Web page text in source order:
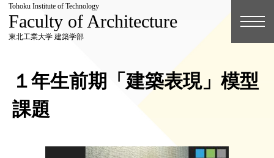
Tohoku Institute of Technology
Faculty of Architecture
東北工業大学 建築学部
１年生前期「建築表現」模型
課題